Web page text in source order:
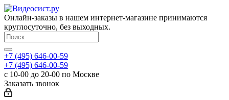
Онлайн-заказы в нашем интернет-магазине принимаются
круглосуточно, без выходных.
+7 (495) 646-00-59
+7 (495) 646-00-59
с 10-00 до 20-00 по Москве
Заказать звонок